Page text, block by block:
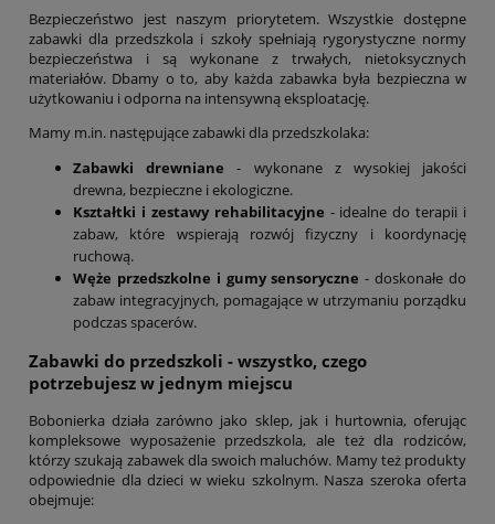
Bezpieczeństwo jest naszym priorytetem. Wszystkie dostępne
zabawki dla przedszkola i szkoły spełniają rygorystyczne normy
bezpieczeństwa i są wykonane z trwałych, nietoksycznych
materiałów. Dbamy o to, aby każda zabawka była bezpieczna w
użytkowaniu i odporna na intensywną eksploatację.
Mamy m.in. następujące zabawki dla przedszkolaka:
Zabawki drewniane - wykonane z wysokiej jakości
drewna, bezpieczne i ekologiczne.
Kształtki i zestawy rehabilitacyjne - idealne do terapii i
zabaw, które wspierają rozwój fizyczny i koordynację
ruchową.
Węże przedszkolne i gumy sensoryczne - doskonałe do
zabaw integracyjnych, pomagające w utrzymaniu porządku
podczas spacerów.
Zabawki do przedszkoli - wszystko, czego
potrzebujesz w jednym miejscu
Bobonierka działa zarówno jako sklep, jak i hurtownia, oferując
kompleksowe wyposażenie przedszkola, ale też dla rodziców,
którzy szukają zabawek dla swoich maluchów. Mamy też produkty
odpowiednie dla dzieci w wieku szkolnym. Nasza szeroka oferta
obejmuje: